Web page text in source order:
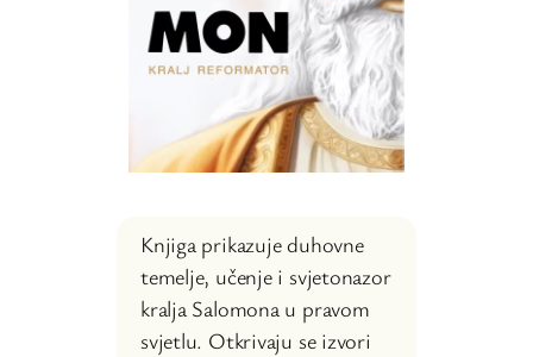
Knjiga prikazuje duhovne
temelje, učenje i svjetonazor
kralja Salomona u pravom
svjetlu. Otkrivaju se izvori